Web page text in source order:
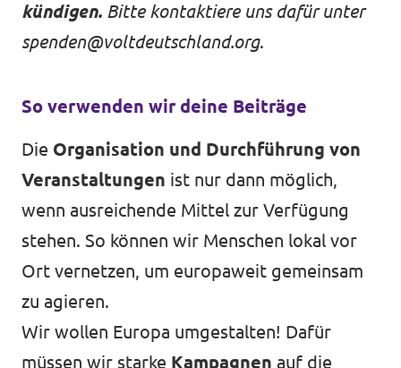
kündigen. Bitte kontaktiere uns dafür unter
spenden@voltdeutschland.org.
So verwenden wir deine Beiträge
Die Organisation und Durchführung von
Veranstaltungen ist nur dann möglich,
wenn ausreichende Mittel zur Verfügung
stehen. So können wir Menschen lokal vor
Ort vernetzen, um europaweit gemeinsam
zu agieren.
Wir wollen Europa umgestalten! Dafür
müssen wir starke Kampagnen auf die